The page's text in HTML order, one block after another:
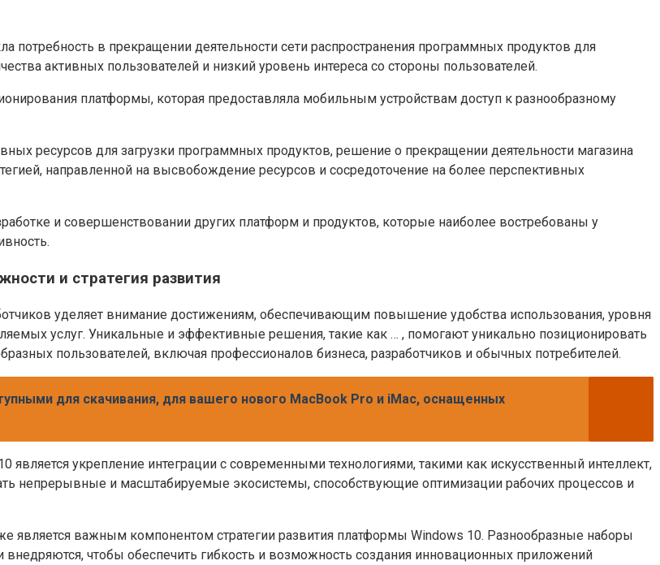
потребность в прекращении деятельности сети распространения программных продуктов для
активных пользователей и низкий уровень интереса со стороны пользователей.
платформы, которая предоставляла мобильным устройствам доступ к разнообразному
ресурсов для загрузки программных продуктов, решение о прекращении деятельности магазина
направленной на высвобождение ресурсов и сосредоточение на более перспективных
и совершенствовании других платформ и продуктов, которые наиболее востребованы у
и стратегия развития
уделяет внимание достижениям, обеспечивающим повышение удобства использования, уровня
услуг. Уникальные и эффективные решения, такие как … , помогают уникально позиционировать
пользователей, включая профессионалов бизнеса, разработчиков и обычных потребителей.
для скачивания, для вашего нового MacBook Pro и iMac, оснащенных
укрепление интеграции с современными технологиями, такими как искусственный интеллект,
непрерывные и масштабируемые экосистемы, способствующие оптимизации рабочих процессов и
является важным компонентом стратегии развития платформы Windows 10. Разнообразные наборы
чтобы обеспечить гибкость и возможность создания инновационных приложений